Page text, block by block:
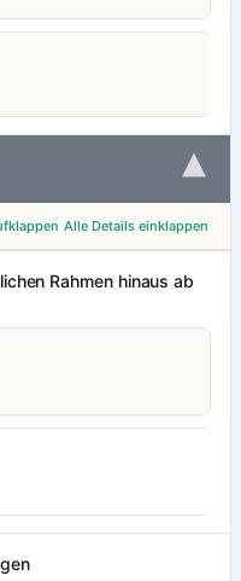
▾
Alle Details einklappen
Rahmen hinaus ab